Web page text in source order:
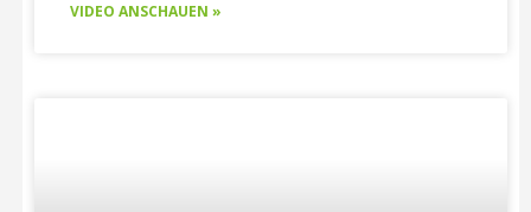
VIDEO ANSCHAUEN »